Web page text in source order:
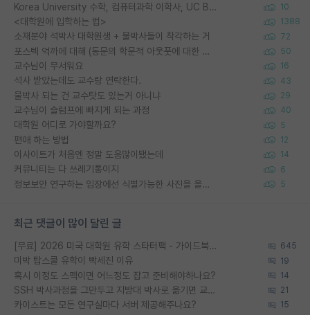
Korea University 수학, 컴퓨터과학 이학사, UC Berkeley 산업공학 대학원 공학박사가 되는 것은 쉽지 않겠죠? 10
<대학원에 입학하는 법> 1388
소재분야 석박사 대학원생 + 물박사들이 착각하는 거 72
포스텍 억까에 대해 (동문의 학문적 아웃풋에 대한 반박) 50
교수님이 무서워요 16
석사 받았는데도 교수랑 연락한다. 43
물박사 되는 건 교수탓도 있는거 아니냐 29
교수님이 슬럼프에 빠지게 되는 과정 40
대학원 어디로 가야할까요? 5
편애 하는 방법 12
이사이트가 처음엔 정말 도움많이됐는데 14
커뮤니티는 다 쓰레기통이지 6
정보보안 연구하는 입장에선 식별가능한 사진을 올리는건 비추이긴함 5
최근 댓글이 많이 달린 글
[무료] 2026 미국 대학원 유학 스타터팩 - 가이드북 & 합격자 컨택메일 템플릿 645
미박 탑스쿨 유학이 빡세진 이유 19
혹시 이정도 스펙이면 어느정도 잡고 준비해야하나요? 14
SSH 박사과정을 그만두고 지방대 박사로 옮기면 교수의 꿈은 끝일까요? 21
카이스트는 모든 연구실마다 서버 제공해주나요? 15